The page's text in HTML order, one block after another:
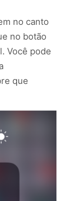
no canto
no botão
Você pode
que